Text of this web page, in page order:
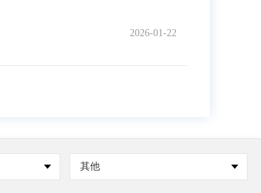
2026-01-22
其他